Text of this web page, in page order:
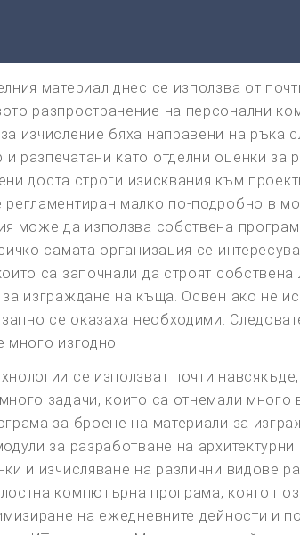
материал днес се използва от
разпространение на персонални
изчисление бяха направени на
разпечатани като отделни оценки за
доста строги изисквания към
малко по-подробно в
може да използва собствена
самата организация се
са започнали да строят
изграждане на къща. Освен ако не
се оказаха необходими.
много изгодно.
се използват почти
задачи, които са отнемали
за броене на материали за
за разработване на
и изчисляване на различни видове
компютърна програма, която
на ежедневните дейности и